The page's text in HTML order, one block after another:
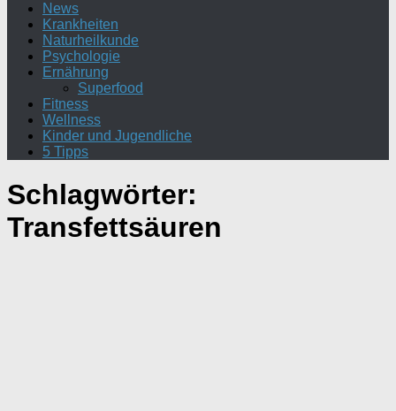
News
Krankheiten
Naturheilkunde
Psychologie
Ernährung
Superfood
Fitness
Wellness
Kinder und Jugendliche
5 Tipps
Schlagwörter:
Transfettsäuren